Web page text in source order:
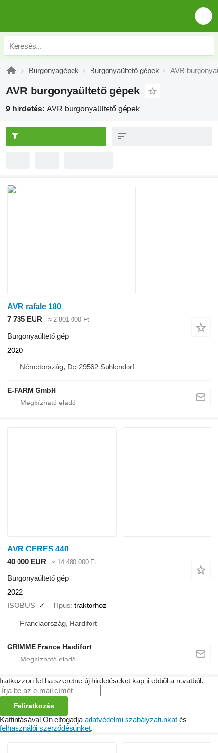
Burgonyagépek Burgonyaültető gépek AVR
AVR burgonyaültető gépek
9 hirdetés: AVR burgonyaültető gépek
AVR rafale 180
7 735 EUR
≈ 2 801 000 Ft
Burgonyaültető gép
2020
Németország, De-29562 Suhlendorf
E-FARM GmbH
AVR CERES 440
40 000 EUR
≈ 14 480 000 Ft
Burgonyaültető gép
2022
ISOBUS ✓ Típus traktorhoz
Franciaország, Hardifort
GRIMME France Hardifort
Iratkozzon fel ha szeretne új hirdetéseket kapni ebből a rovatból.
Feliratkozás
Kattintásával Ön elfogadja adatvédelmi szabályzatunkat és
felhasználói szerződésünket.